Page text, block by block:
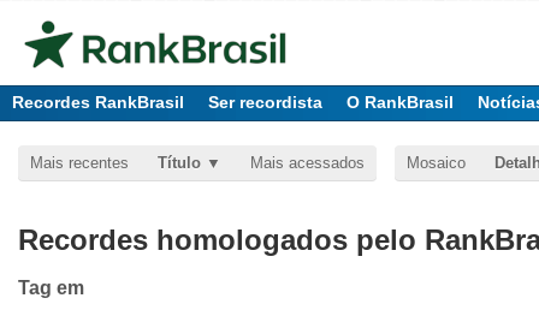
Recordes RankBrasil Ser recordista O RankBrasil
Mais recentes Título Mais acessados Mosaico
Recordes homologados pelo
Tag em